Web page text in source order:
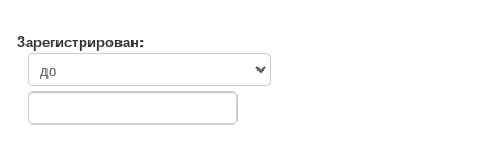
Зарегистрирован: